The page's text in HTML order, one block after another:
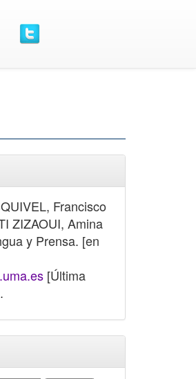
Francisco
ZIZAOUI, Amina
y Prensa. [en
[Última